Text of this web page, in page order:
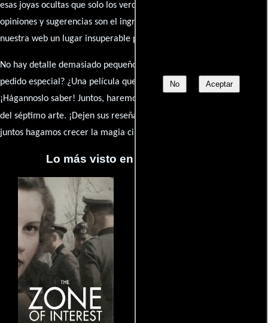
No Aceptar
esas joyas ocultas que solo los verdaderos fanáticos conocen. Sus
opiniones y sugerencias son el ingrediente secreto que hará de
nuestra web un lugar insuperable para los amantes del celuloide.
No hay detalle demasiado pequeño ni opinión insignificante. ¿Algún
pedido especial? ¿Una película que sueñas con ver reseñada?
¡Hágannoslo saber! Juntos, haremos de esta comunidad el epicentro
del séptimo arte. ¡Dejen sus reseña en la
juntos hagamos crecer la magia cinematográfica!
Lo más visto en Cineyseries.net